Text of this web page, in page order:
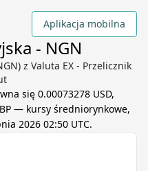
Aplikacja mobilna
- NGN
z Valuta EX - Przelicznik
się 0.00073278 USD,
— kursy średniorynkowe,
2026 02:50 UTC.